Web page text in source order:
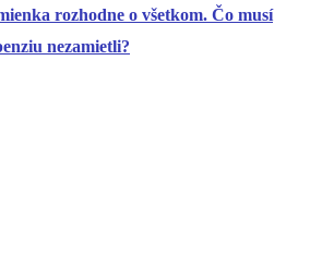
rozhodne o všetkom. Čo musí
nezamietli?